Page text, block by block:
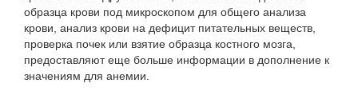
образца крови под микроскопом для общего анализа
крови, анализ крови на дефицит питательных веществ,
проверка почек или взятие образца костного мозга,
предоставляют еще больше информации в дополнение к
значениям для анемии.